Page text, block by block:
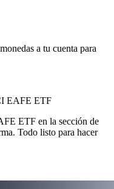
a tu cuenta para
EAFE ETF
ETF en la sección de
Todo listo para hacer